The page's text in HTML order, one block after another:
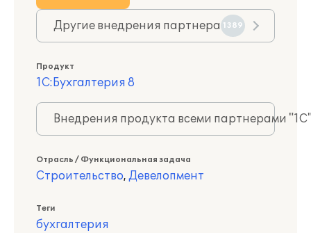
Другие внедрения партнера 1389
Продукт
1С:Бухгалтерия 8
Внедрения продукта всеми партнерами
Отрасль / Функциональная задача
Строительство, Девелопмент
Теги
бухгалтерия